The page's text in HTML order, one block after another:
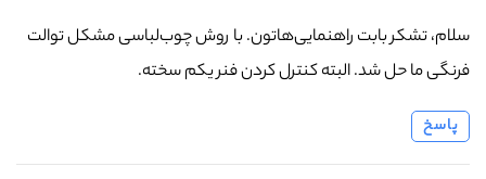
سلام، تشکر بابت راهنمایی‌هاتون. با روش چوب‌لباسی مشکل توالت
فرنگی ما حل شد. البته کنترل کردن فنر یکم سخته.
پاسخ